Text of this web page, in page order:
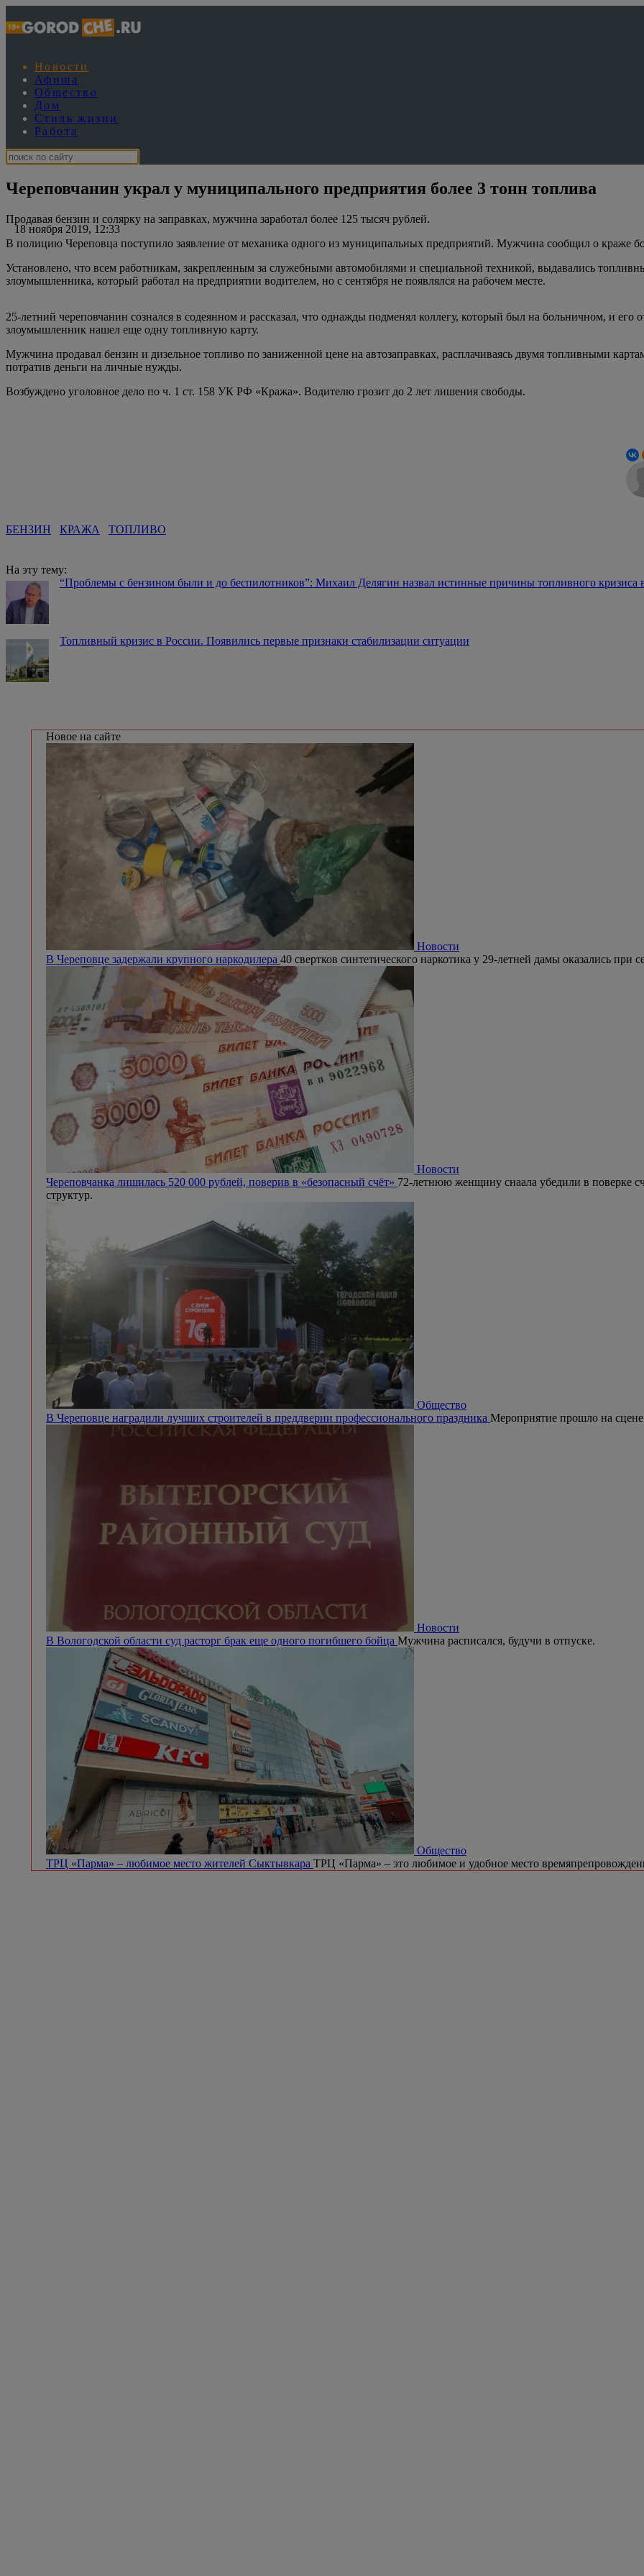
Новости
Афиша
Общество
Дом
Стиль жизни
Работа
Череповчанин украл у муниципального предприятия более 3 тонн топлива
18 ноября 2019, 12:33
Продавая бензин и солярку на заправках, мужчина заработал более 125 тысяч рублей.
В полицию Череповца поступило заявление от механика одного из муниципальных предприятий. Мужчина сообщил о краже
Установлено, что всем работникам, закрепленным за служебными автомобилями и специальной техникой, выдавались
злоумышленника, который работал на предприятии водителем, но с сентября не появлялся на рабочем месте.
25-летний череповчанин сознался в содеянном и рассказал, что однажды подменял коллегу, который был на больничном, и его
злоумышленник нашел еще одну топливную карту.
Мужчина продавал бензин и дизельное топливо по заниженной цене на автозаправках, расплачиваясь двумя топливными
потратив деньги на личные нужды.
Возбуждено уголовное дело по ч. 1 ст. 158 УК РФ «Кража». Водителю грозит до 2 лет лишения свободы.
БЕНЗИН КРАЖА ТОПЛИВО
На эту тему:
“Проблемы с бензином были и до беспилотников”: Михаил Делягин назвал истинные причины топливного кризиса
Топливный кризис в России. Появились первые признаки стабилизации ситуации
Новое на сайте
Новости
В Череповце задержали крупного наркодилера 40 свертков синтетического наркотика у 29-летней дамы оказались при
Новости
Череповчанка лишилась 520 000 рублей, поверив в «безопасный счёт» 72-летнюю женщину снаала убедили в поверке
структур.
Общество
В Череповце наградили лучших строителей в преддверии профессионального праздника Мероприятие прошло на
Новости
В Вологодской области суд расторг брак еще одного погибшего бойца Мужчина расписался, будучи в отпуске.
Общество
ТРЦ «Парма» – любимое место жителей Сыктывкара ТРЦ «Парма» – это любимое и удобное место